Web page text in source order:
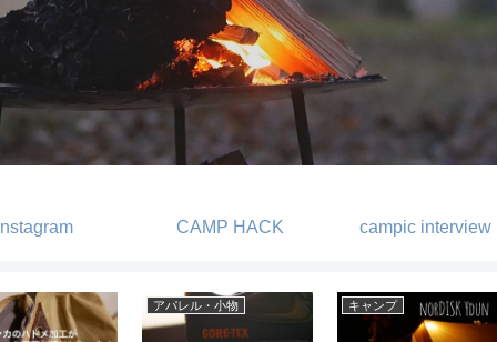
Instagram CAMP HACK campic interview
アパレル・小物 キャンプ